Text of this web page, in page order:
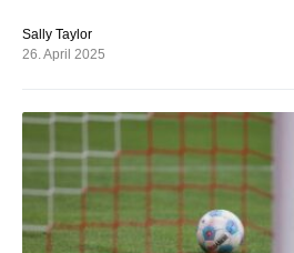
Sally Taylor
26. April 2025